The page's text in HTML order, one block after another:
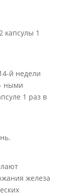
капсулы 1
й недели
ными
1 раз в
железа